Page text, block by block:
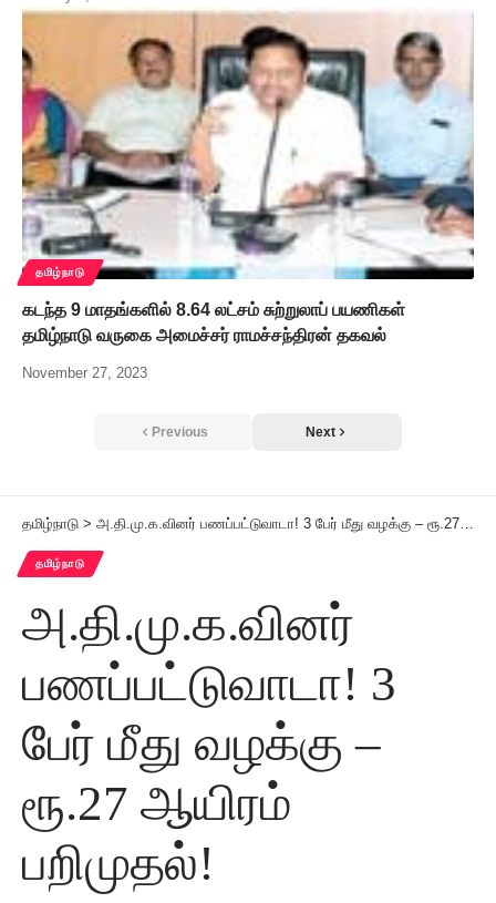
தமிழ்நாடு
கடந்த 9 மாதங்களில் 8.64 லட்சம் சுற்றுலாப் பயணிகள்
தமிழ்நாடு வருகை அமைச்சர் ராமச்சந்திரன் தகவல்
November 27, 2023
Previous Next
தமிழ்நாடு > அ.தி.மு.க.வினர் பணப்பட்டுவாடா! 3 பேர் மீது வழக்கு – ரூ.27 ஆயிரம் பறிமுதல்!
தமிழ்நாடு
அ.தி.மு.க.வினர்
பணப்பட்டுவாடா! 3
பேர் மீது வழக்கு –
ரூ.27 ஆயிரம்
பறிமுதல்!